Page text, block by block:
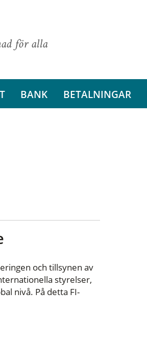
för alla
BANK BETALNINGAR
och tillsynen av
styrelser,
nivå. På detta FI-